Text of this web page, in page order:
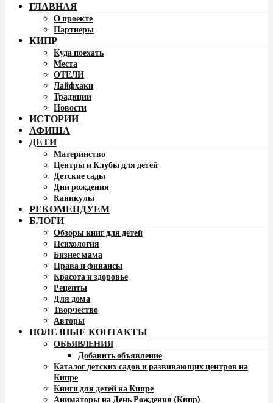
ГЛАВНАЯ
О проекте
Партнеры
КИПР
Куда поехать
Места
ОТЕЛИ
Лайфхаки
Традиции
Новости
ИСТОРИИ
АФИША
ДЕТИ
Материнство
Центры и Клубы для детей
Детские сады
Дни рождения
Каникулы
РЕКОМЕНДУЕМ
БЛОГИ
Обзоры книг для детей
Психология
Бизнес мама
Права и финансы
Красота и здоровье
Рецепты
Для дома
Творчество
Авторы
ПОЛЕЗНЫЕ КОНТАКТЫ
ОБЪЯВЛЕНИЯ
Добавить объявление
Каталог детских садов и развивающих центров на
Кипре
Книги для детей на Кипре
Аниматоры на День Рождения (Кипр)